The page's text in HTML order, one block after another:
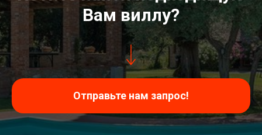
Вам виллу?
Отправьте нам запрос!